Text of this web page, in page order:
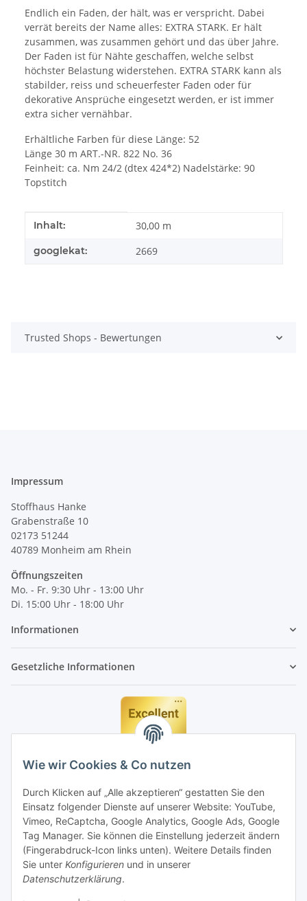
Wie wir Cookies & Co nutzen
Durch Klicken auf „Alle akzeptieren“ gestatten Sie den
Einsatz folgender Dienste auf unserer Website: YouTube,
Vimeo, ReCaptcha, Google Analytics, Google Ads, Google
Tag Manager. Sie können die Einstellung jederzeit ändern
(Fingerabdruck-Icon links unten). Weitere Details finden
Sie unter Konfigurieren und in unserer
Datenschutzerklärung.
Endlich ein Faden, der hält, was er verspricht. Dabei
verrät bereits der Name alles: EXTRA STARK. Er hält
zusammen, was zusammen gehört und das über Jahre.
Der Faden ist für Nähte geschaffen, welche selbst
höchster Belastung widerstehen. EXTRA STARK kann als
stabilder, reiss und scheuerfester Faden oder für
dekorative Ansprüche eingesetzt werden, er ist immer
extra sicher vernähbar.
Erhältliche Farben für diese Länge: 52
Länge 30 m ART.-NR. 822 No. 36
Feinheit: ca. Nm 24/2 (dtex 424*2) Nadelstärke: 90
Topstitch
Produkteigenschaft
Wert
Inhalt: 30,00 m
googlekat: 2669
Trusted Shops - Bewertungen
Impressum
Stoffhaus Hanke
Grabenstraße 10
02173 51244
40789 Monheim am Rhein
Öffnungszeiten
Mo. - Fr. 9:30 Uhr - 13:00 Uhr
Di. 15:00 Uhr - 18:00 Uhr
Informationen
Gesetzliche Informationen